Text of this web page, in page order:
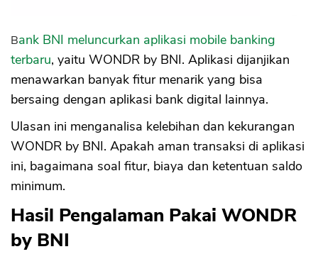
3. Tidak Ada Gratis Biaya Transfer
4. Denda Saldo Minimum
Bank BNI meluncurkan aplikasi mobile banking
terbaru, yaitu WONDR by BNI. Aplikasi dijanjikan
menawarkan banyak fitur menarik yang bisa
bersaing dengan aplikasi bank digital lainnya.
Ulasan ini menganalisa kelebihan dan kekurangan
WONDR by BNI. Apakah aman transaksi di aplikasi
ini, bagaimana soal fitur, biaya dan ketentuan saldo
minimum.
Hasil Pengalaman Pakai WONDR
by BNI